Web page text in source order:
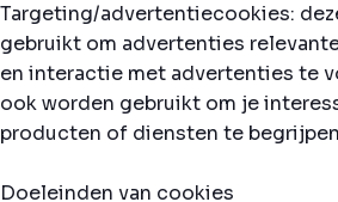
Targeting/advertentiecookies:
gebruikt om advertenties
en interactie met advertenties te
ook worden gebruikt om je
producten of diensten te
Doeleinden van cookies